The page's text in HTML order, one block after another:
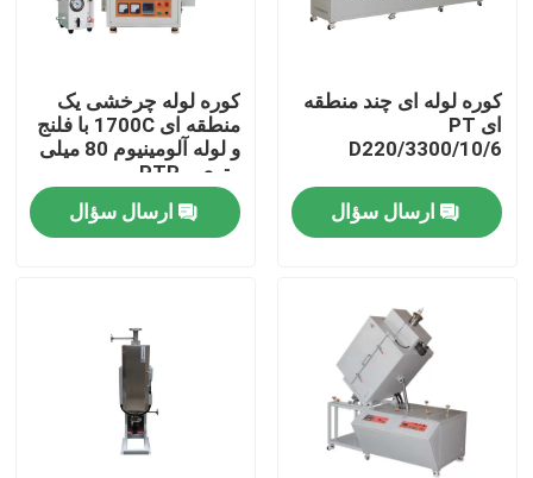
درباره ما
تور کارخانه
کنترل کیفیت
درخواست نقل قول
Programtherm
کوره لوله ای با دمای بالا
کوره ی فلفل با دمای بالا
کوره لوله ای چند منطقه
ای PT
D220/3300/10/6
ارسال سؤال
کوره لوله چرخشی یک
منطقه ای 1700C با فلنج
و لوله آلومینیوم 80 میلی
متری - PTR
D80/300/17
ارسال سؤال